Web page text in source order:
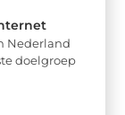
Nederland
doelgroep